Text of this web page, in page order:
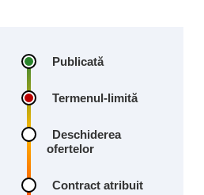
Publicată
Termenul-limită
Deschiderea
ofertelor
Contract atribuit